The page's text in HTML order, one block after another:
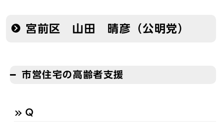
宮前区 山田 晴彦（公明党）
市営住宅の高齢者支援
Q